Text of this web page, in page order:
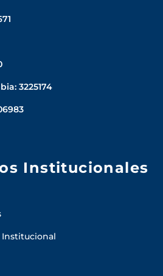
3225174
Institucionales
Institucional